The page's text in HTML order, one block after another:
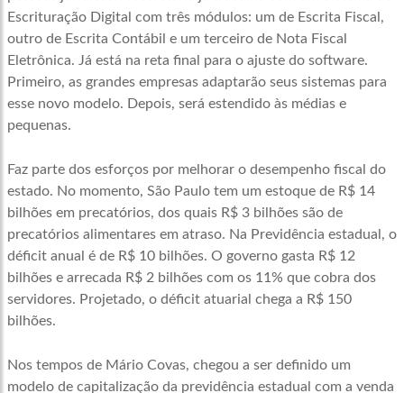
Escrituração Digital com três módulos: um de Escrita Fiscal,
outro de Escrita Contábil e um terceiro de Nota Fiscal
Eletrônica. Já está na reta final para o ajuste do software.
Primeiro, as grandes empresas adaptarão seus sistemas para
esse novo modelo. Depois, será estendido às médias e
pequenas.
Faz parte dos esforços por melhorar o desempenho fiscal do
estado. No momento, São Paulo tem um estoque de R$ 14
bilhões em precatórios, dos quais R$ 3 bilhões são de
precatórios alimentares em atraso. Na Previdência estadual, o
déficit anual é de R$ 10 bilhões. O governo gasta R$ 12
bilhões e arrecada R$ 2 bilhões com os 11% que cobra dos
servidores. Projetado, o déficit atuarial chega a R$ 150
bilhões.
Nos tempos de Mário Covas, chegou a ser definido um
modelo de capitalização da previdência estadual com a venda